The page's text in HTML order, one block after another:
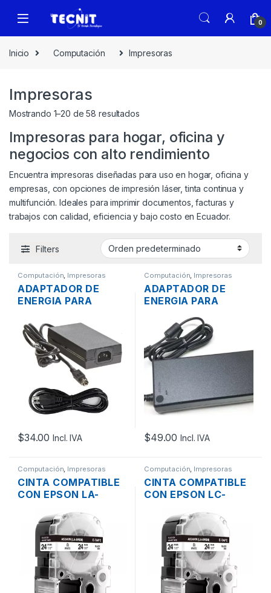
0
Inicio Computación Impresoras
Impresoras
Mostrando 1–20 de 58 resultados
Impresoras para hogar, oficina y
negocios con alto rendimiento
Encuentra impresoras diseñadas para uso en hogar, oficina y
empresas, con opciones de impresión láser, tinta continua y
multifunción. Ideales para imprimir documentos, facturas y
trabajos con calidad, eficiencia y bajo costo en Ecuador.
Filters
Computación, Impresoras
ADAPTADOR DE
ENERGIA PARA
PS-180 TMU220 24V
2A
$34.00 Incl. IVA
Computación, Impresoras
ADAPTADOR DE
ENERGIA PARA
FSP060-RPAC DE
24V 2.5A
$49.00 Incl. IVA
Computación, Impresoras
CINTA COMPATIBLE
CON EPSON LA-
NEGRO SOBRE
BLANCO DE 24MM
8MTS. PARA LW-
400/LW-500/LM-
700/LW-900P
Computación, Impresoras
CINTA COMPATIBLE
CON EPSON LC-
NEGRO SOBRE
BLANCO DE 18MM
8MTS. PARA LW400
LW700 LW500